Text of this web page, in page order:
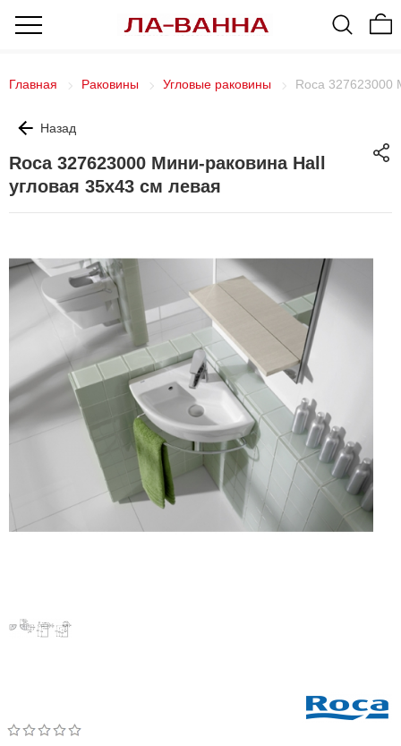
Главная Раковины Угловые раковины Roca 327623000
Назад
Roca 327623000 Мини-раковина Hall
угловая 35x43 см левая